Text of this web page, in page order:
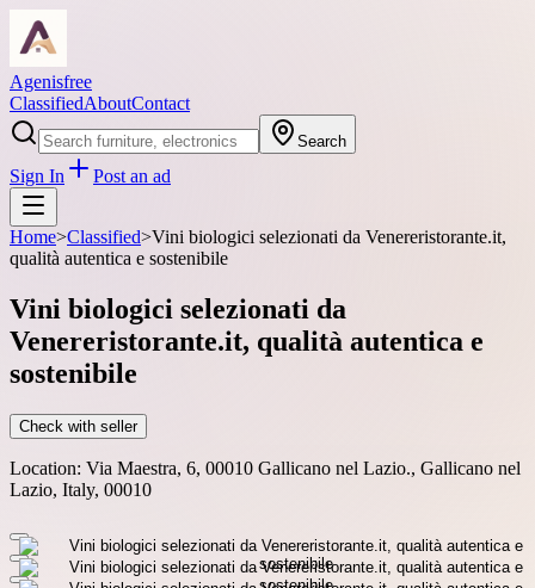
Agenisfree
ClassifiedAboutContact
Search
Sign In Post an ad
Home>Classified>Vini biologici selezionati da Venereristorante.it,
qualità autentica e sostenibile
Vini biologici selezionati da
Venereristorante.it, qualità autentica e
sostenibile
Check with seller
Location: Via Maestra, 6, 00010 Gallicano nel Lazio., Gallicano nel
Lazio, Italy, 00010